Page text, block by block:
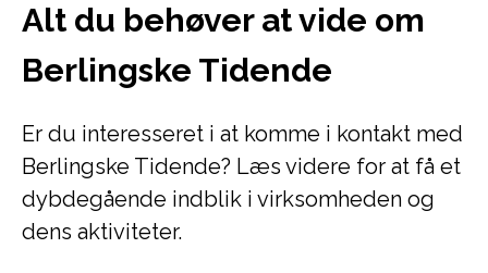
Alt du behøver at vide om
Berlingske Tidende
Er du interesseret i at komme i kontakt med
Berlingske Tidende? Læs videre for at få et
dybdegående indblik i virksomheden og
dens aktiviteter.